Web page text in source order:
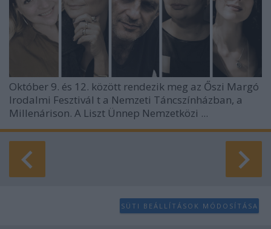
Október 9. és 12. között rendezik meg az Őszi Margó
Irodalmi Fesztivál t a Nemzeti Táncszínházban, a
Millenárison. A Liszt Ünnep Nemzetközi ...
SÜTI BEÁLLÍTÁSOK MÓDOSÍTÁSA